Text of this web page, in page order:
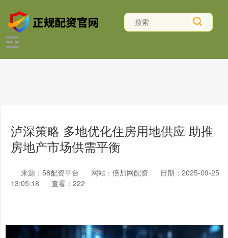
泸深策略 多地优化住房用地供应 助推
房地产市场供需平衡
来源：58配资平台 网站：倍加网配资
日期：2025-09-25
13:05:18
查看：222